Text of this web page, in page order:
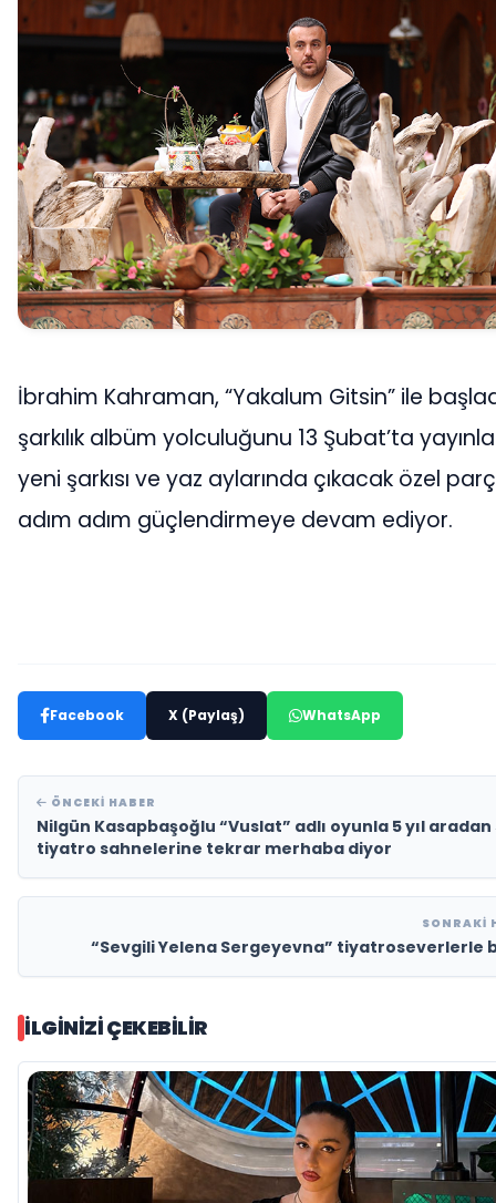
İbrahim Kahraman, “Yakalum Gitsin” ile
şarkılık albüm yolculuğunu 13 Şubat’ta
yeni şarkısı ve yaz aylarında çıkacak özel
adım adım güçlendirmeye devam ediyor.
Facebook X (Paylaş) WhatsApp
ÖNCEKI HABER
Nilgün Kasapbaşoğlu “Vuslat” adlı oyunla 5 yıl
tiyatro sahnelerine tekrar merhaba diyor
SONRAKI
“Sevgili Yelena Sergeyevna” tiyatroseverlerle
İLGINIZI ÇEKEBILIR